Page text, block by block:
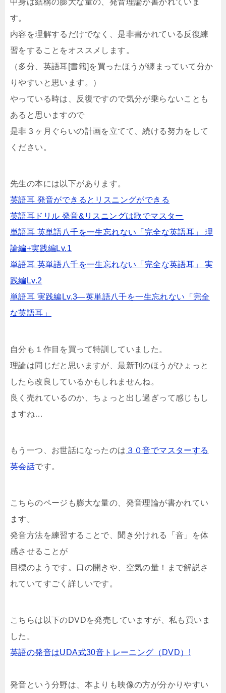
す。
内容を理解するだけでなく、是非書かれている反復練
習をすることをオススメします。
（多分、英語耳[書籍]を買ったほうが纏まっていて分か
りやすいと思います。）
やっている時は、反復ですので気分が乗らないことも
あると思いますので
是非３ヶ月ぐらいの計画を立てて、続ける努力をして
ください。
先生の本には以下があります。
英語耳 発音ができるとリスニングができる
英語耳ドリル 発音&リスニングは歌でマスター
単語耳 英単語八千を一生忘れない「完全な英語耳」 理
論編+実践編Lv.1
単語耳 英単語八千を一生忘れない「完全な英語耳」 実
践編Lv.2
単語耳 実践編Lv.3―英単語八千を一生忘れない「完全
な英語耳」
自分も１作目を買って特訓していました。
理論は同じだと思いますが、最新刊のほうがひょっと
したら改良しているかもしれませんね。
良く売れているのか、ちょっと出し過ぎって感じもし
ますね…
もう一つ、お世話になったのは ３０音でマスターする
英会話です。
こちらのページも膨大な量の、発音理論が書かれてい
ます。
発音方法を練習することで、聞き分けれる「音」を体
感させることが
目標のようです。口の開きや、空気の量！まで解説さ
れていてすごく詳しいです。
こちらは以下のDVDを発売していますが、私も買いま
した。
英語の発音はUDA式30音トレーニング（DVD）!
発音という分野は、本よりも映像の方が分かりやすい